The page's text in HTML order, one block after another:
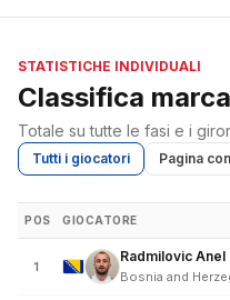
STATISTICHE INDIVIDUALI
Classifica
Totale su tutte le fasi e i
Tutti i giocatori Pagina
POS GIOCATORE
1
Radmilovic Anel
Bosnia and